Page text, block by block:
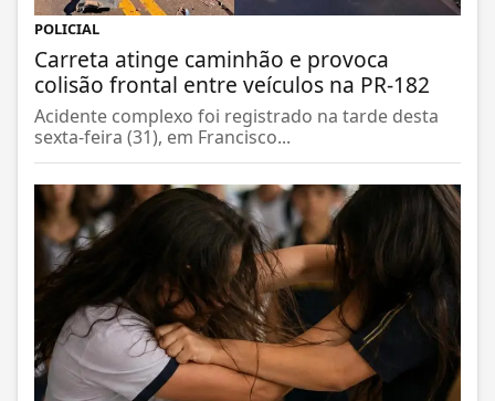
POLICIAL
Carreta atinge caminhão e provoca
colisão frontal entre veículos na PR-182
Acidente complexo foi registrado na tarde desta
sexta-feira (31), em Francisco...